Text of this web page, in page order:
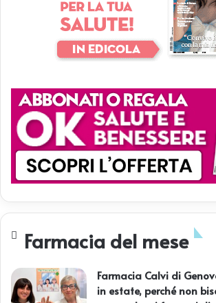
Farmacia del mese
Farmacia Calvi di
in estate, perché non